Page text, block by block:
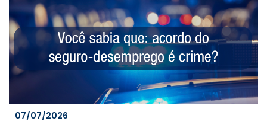
07/07/2026